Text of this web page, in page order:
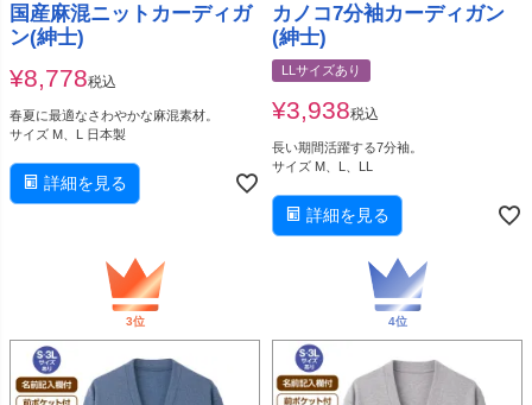
国産麻混ニットカーディガ
ン(紳士)
¥8,778税込
春夏に最適なさわやかな麻混素材。
サイズ M、L 日本製
詳細を見る
カノコ7分袖カーディガン
(紳士)
LLサイズあり
¥3,938税込
長い期間活躍する7分袖。
サイズ M、L、LL
詳細を見る